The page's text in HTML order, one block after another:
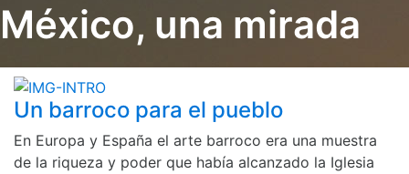
México, una mirada
Un barroco para el pueblo
En Europa y España el arte barroco era una muestra
de la riqueza y poder que había alcanzado la Iglesia